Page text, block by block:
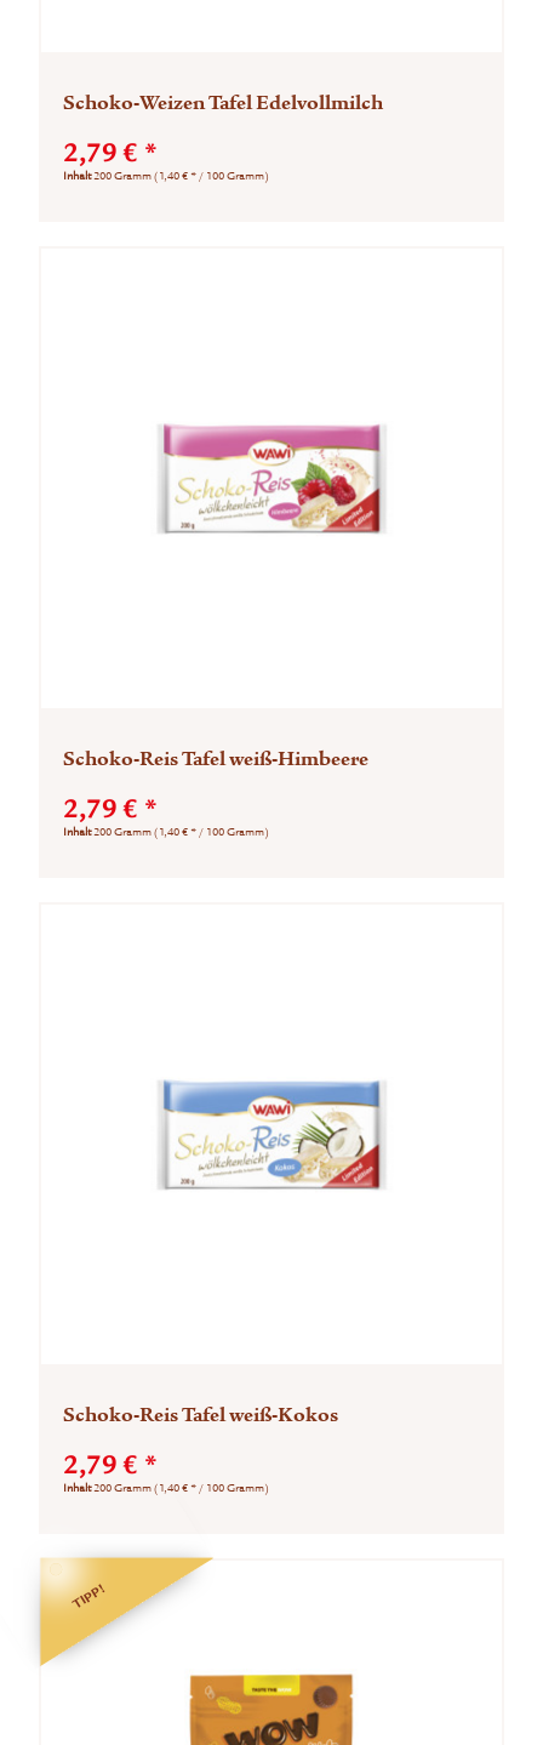
Schoko-Weizen Tafel Edelvollmilch
2,79 € *
Inhalt200 Gramm(1,40 € * / 100 Gramm)
Schoko-Reis Tafel weiß-Himbeere
2,79 € *
Inhalt200 Gramm(1,40 € * / 100 Gramm)
Schoko-Reis Tafel weiß-Kokos
2,79 € *
Inhalt200 Gramm(1,40 € * / 100 Gramm)
TIPP!